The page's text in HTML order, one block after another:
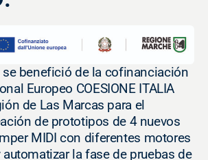
se benefició de la cofinanciación
Europeo COESIONE ITALIA
de Las Marcas para el
de prototipos de 4 nuevos
MIDI con diferentes motores
la fase de pruebas de